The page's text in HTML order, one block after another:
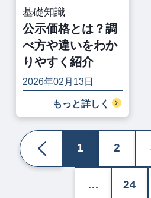
基礎知識
公示価格とは？調
べ方や違いをわか
りやすく紹介
2026年02月13日
もっと詳しく
1 2
… 24